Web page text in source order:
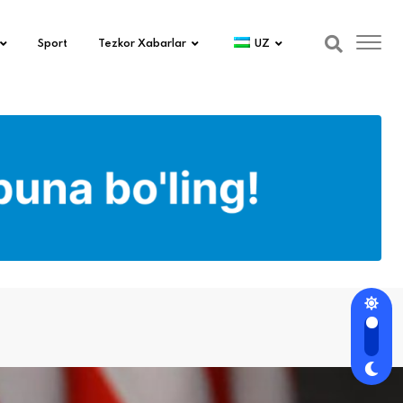
Sport Tezkor Xabarlar UZ